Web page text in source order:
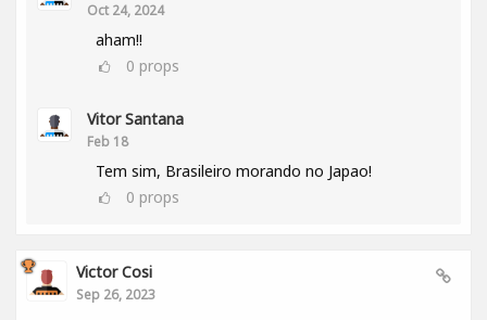
Oct 24, 2024
aham!!
0 props
Vitor Santana
Feb 18
Tem sim, Brasileiro morando no Japao!
0 props
Victor Cosi
Sep 26, 2023